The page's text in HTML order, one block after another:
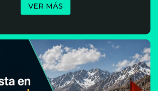
VER MÁS